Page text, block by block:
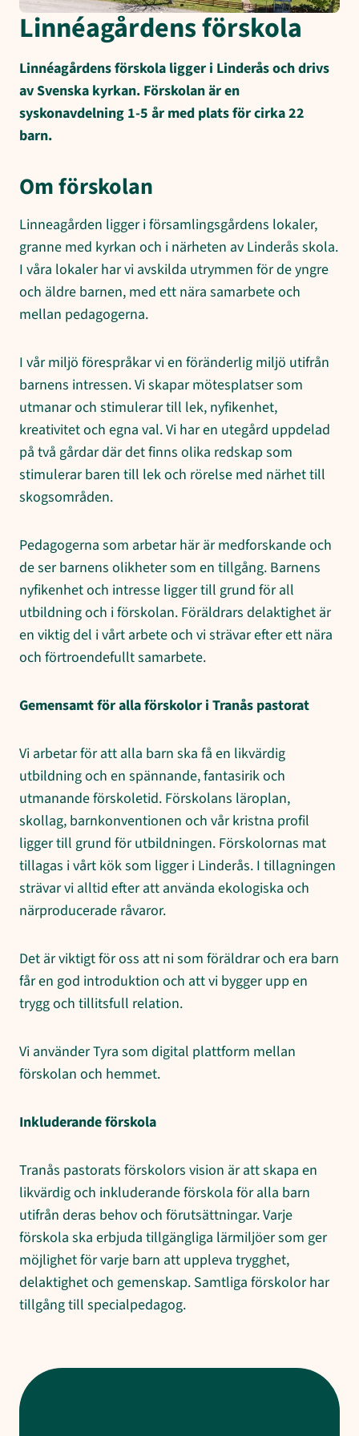
Linnéagårdens förskola
Linnéagårdens förskola ligger i Linderås och drivs
av Svenska kyrkan. Förskolan är en
syskonavdelning 1-5 år med plats för cirka 22
barn.
Om förskolan
Linneagården ligger i församlingsgårdens lokaler,
granne med kyrkan och i närheten av Linderås skola.
I våra lokaler har vi avskilda utrymmen för de yngre
och äldre barnen, med ett nära samarbete och
mellan pedagogerna.
I vår miljö förespråkar vi en föränderlig miljö utifrån
barnens intressen. Vi skapar mötesplatser som
utmanar och stimulerar till lek, nyfikenhet,
kreativitet och egna val. Vi har en utegård uppdelad
på två gårdar där det finns olika redskap som
stimulerar baren till lek och rörelse med närhet till
skogsområden.
Pedagogerna som arbetar här är medforskande och
de ser barnens olikheter som en tillgång. Barnens
nyfikenhet och intresse ligger till grund för all
utbildning och i förskolan. Föräldrars delaktighet är
en viktig del i vårt arbete och vi strävar efter ett nära
och förtroendefullt samarbete.
Gemensamt för alla förskolor i Tranås pastorat
Vi arbetar för att alla barn ska få en likvärdig
utbildning och en spännande, fantasirik och
utmanande förskoletid. Förskolans läroplan,
skollag, barnkonventionen och vår kristna profil
ligger till grund för utbildningen. Förskolornas mat
tillagas i vårt kök som ligger i Linderås. I tillagningen
strävar vi alltid efter att använda ekologiska och
närproducerade råvaror.
Det är viktigt för oss att ni som föräldrar och era barn
får en god introduktion och att vi bygger upp en
trygg och tillitsfull relation.
Vi använder Tyra som digital plattform mellan
förskolan och hemmet.
Inkluderande förskola
Tranås pastorats förskolors vision är att skapa en
likvärdig och inkluderande förskola för alla barn
utifrån deras behov och förutsättningar. Varje
förskola ska erbjuda tillgängliga lärmiljöer som ger
möjlighet för varje barn att uppleva trygghet,
delaktighet och gemenskap. Samtliga förskolor har
tillgång till specialpedagog.